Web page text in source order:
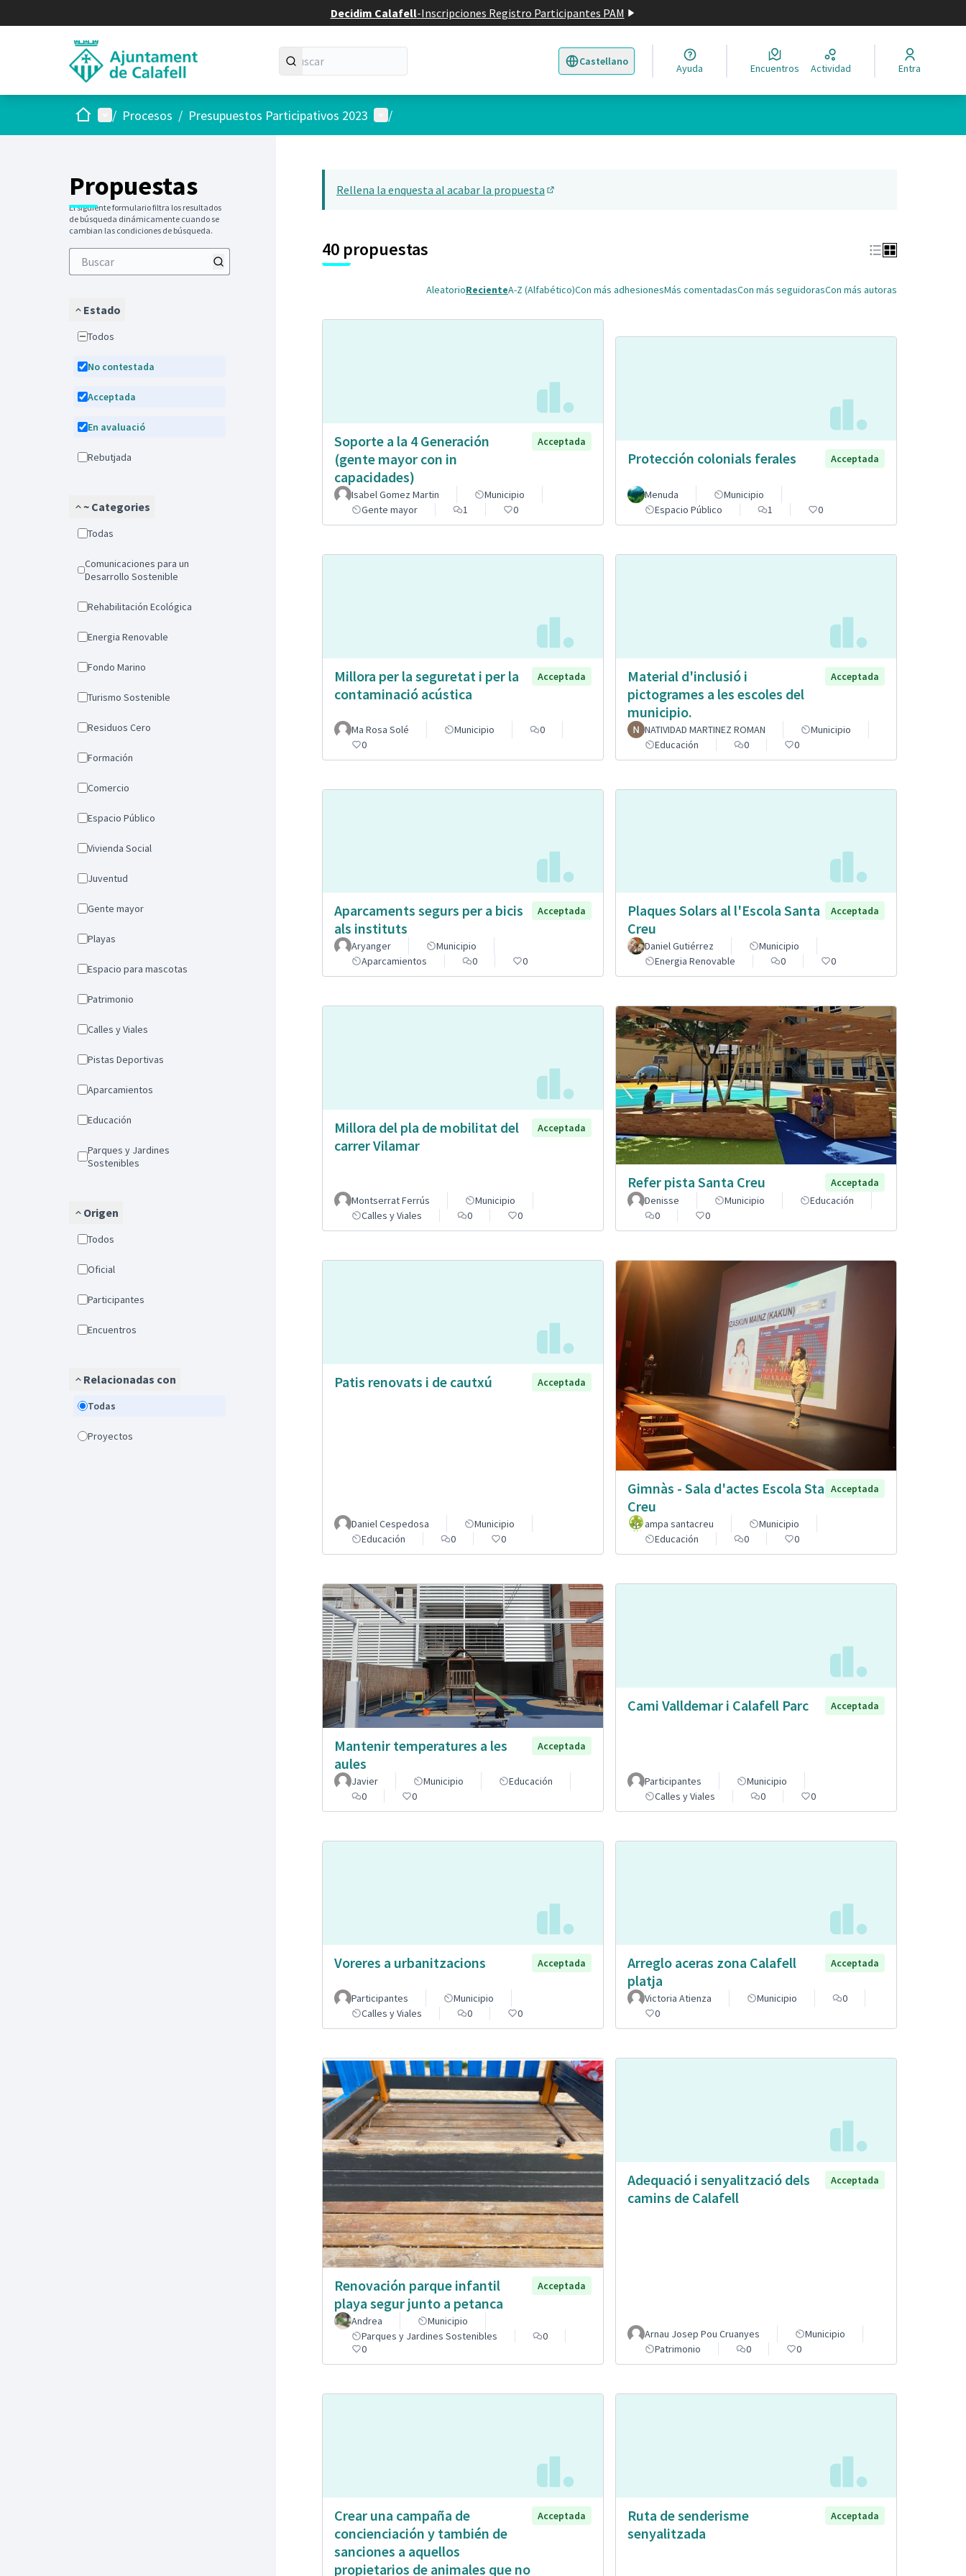
Decidim Calafell-Inscripciones Registro Participantes PAM
Castellano
Triar la llengua Elegir el idioma
Ayuda Encuentros Actividad Entra
InicioMenú principal
/ Procesos / Presupuestos Participativos 2023 Menú de usuario
/
Propuestas
El siguiente formulario filtra los resultados
de búsqueda dinámicamente cuando se
cambian las condiciones de búsqueda.
Estado
Todos
No contestada
Acceptada
En avaluació
Rebutjada
~ Categories
Todas
Comunicaciones para un
Desarrollo Sostenible
Rehabilitación Ecológica
Energia Renovable
Fondo Marino
Turismo Sostenible
Residuos Cero
Formación
Comercio
Espacio Público
Vivienda Social
Juventud
Gente mayor
Playas
Espacio para mascotas
Patrimonio
Calles y Viales
Pistas Deportivas
Aparcamientos
Educación
Parques y Jardines
Sostenibles
Origen
Todos
Oficial
Participantes
Encuentros
Relacionadas con
Todas
Proyectos
Rellena la enquesta al acabar la propuesta
40 propuestas
AleatorioRecienteA-Z (Alfabético)Con más adhesionesMás comentadasCon más seguidorasCon más autoras
Soporte a la 4 Generación
(gente mayor con in
capacidades)
Acceptada
Isabel Gomez Martin
Municipio
Gente mayor
1 0
Protección colonials ferales Acceptada
Menuda
Municipio
Espacio Público
1 0
Millora per la seguretat i per la
contaminació acústica
Acceptada
Ma Rosa Solé Municipio
0
0
Material d'inclusió i
pictogrames a les escoles del
municipio.
Acceptada
NATIVIDAD MARTINEZ ROMAN
Municipio
Educación
0 0
Aparcaments segurs per a bicis
als instituts
Acceptada
Aryanger
Municipio
Aparcamientos
0 0
Plaques Solars al l'Escola Santa
Creu
Acceptada
Daniel Gutiérrez
Municipio
Energia Renovable
0 0
Millora del pla de mobilitat del
carrer Vilamar
Acceptada
Montserrat Ferrús
Municipio
Calles y Viales
0 0
Refer pista Santa Creu
Acceptada
Denisse
Municipio
Educación
0
0
Patis renovats i de cautxú Acceptada
Daniel Cespedosa
Municipio
Educación
0 0
Gimnàs - Sala d'actes Escola Sta
Creu
Acceptada
ampa santacreu
Municipio
Educación
0 0
Mantenir temperatures a les
aules
Acceptada
Javier Municipio
Educación
0
0
Cami Valldemar i Calafell Parc Acceptada
Participantes
Municipio
Calles y Viales
0 0
Voreres a urbanitzacions Acceptada
Participantes
Municipio
Calles y Viales
0 0
Arreglo aceras zona Calafell
platja
Acceptada
Victoria Atienza Municipio
0
0
Renovación parque infantil
playa segur junto a petanca
Acceptada
Andrea
Municipio
Parques y Jardines Sostenibles
0
0
Adequació i senyalització dels
camins de Calafell
Acceptada
Arnau Josep Pou Cruanyes
Municipio
Patrimonio
0 0
Crear una campaña de
concienciación y también de
sanciones a aquellos
propietarios de animales que no
Acceptada
Ruta de senderisme
senyalitzada
Acceptada